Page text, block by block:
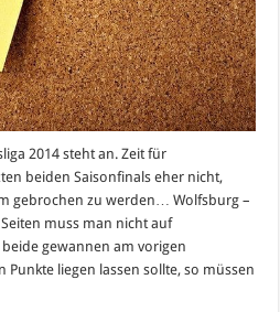
2014 steht an. Zeit für
beiden Saisonfinals eher nicht,
gebrochen zu werden… Wolfsburg –
muss man nicht auf
gewannen am vorigen
Punkte liegen lassen sollte, so müssen